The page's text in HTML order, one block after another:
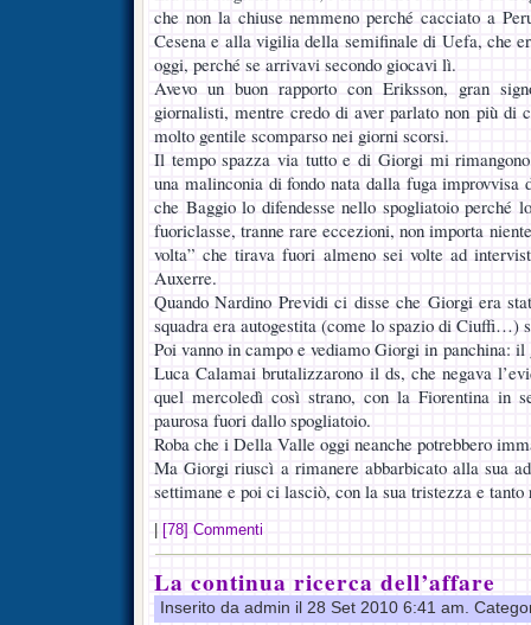
che non la chiuse nemmeno perché cacciato a
Cesena e alla vigilia della semifinale di Uefa, che
oggi, perché se arrivavi secondo giocavi lì.
Avevo un buon rapporto con Eriksson, gran
giornalisti, mentre credo di aver parlato non più di
molto gentile scomparso nei giorni scorsi.
Il tempo spazza via tutto e di Giorgi mi
una malinconia di fondo nata dalla fuga improvvisa
che Baggio lo difendesse nello spogliatoio perché
fuoriclasse, tranne rare eccezioni, non importa
volta” che tirava fuori almeno sei volte ad
Auxerre.
Quando Nardino Previdi ci disse che Giorgi era
squadra era autogestita (come lo spazio di Ciuffi…)
Poi vanno in campo e vediamo Giorgi in panchina:
Luca Calamai brutalizzarono il ds, che negava
quel mercoledì così strano, con la Fiorentina in
paurosa fuori dallo spogliatoio.
Roba che i Della Valle oggi neanche potrebbero
Ma Giorgi riuscì a rimanere abbarbicato alla sua
settimane e poi ci lasciò, con la sua tristezza e tanto
[78] Commenti
La continua ricerca dell’affare
Inserito da admin il 28 Set 2010 6:41 am.